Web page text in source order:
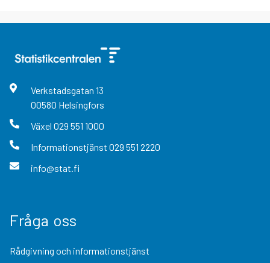
Verkstadsgatan 13
00580 Helsingfors
Växel 029 551 1000
Informationstjänst 029 551 2220
info@stat.fi
Fråga oss
Rådgivning och informationstjänst